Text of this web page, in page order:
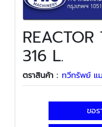
316 L.
ตราสินค้า : ทวีทรัพย์ แ
ขอร